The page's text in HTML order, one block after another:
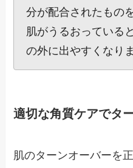
分が配合されたもの
肌がうるおっている
の外に出やすくなりま
適切な角質ケアでタ
肌のターンオーバーを